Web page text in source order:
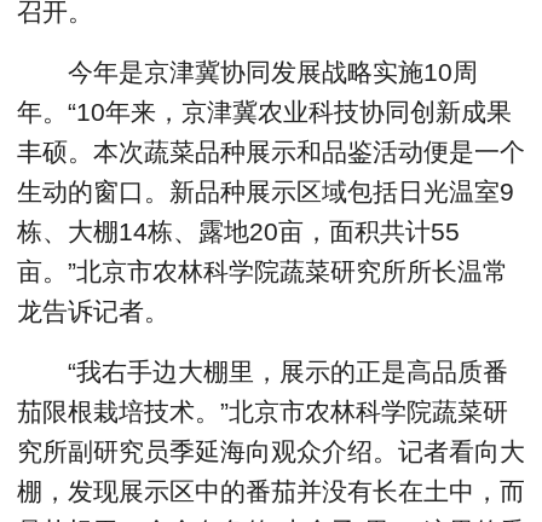
召开。
今年是京津冀协同发展战略实施10周
年。“10年来，京津冀农业科技协同创新成果
丰硕。本次蔬菜品种展示和品鉴活动便是一个
生动的窗口。新品种展示区域包括日光温室9
栋、大棚14栋、露地20亩，面积共计55
亩。”北京市农林科学院蔬菜研究所所长温常
龙告诉记者。
“我右手边大棚里，展示的正是高品质番
茄限根栽培技术。”北京市农林科学院蔬菜研
究所副研究员季延海向观众介绍。记者看向大
棚，发现展示区中的番茄并没有长在土中，而